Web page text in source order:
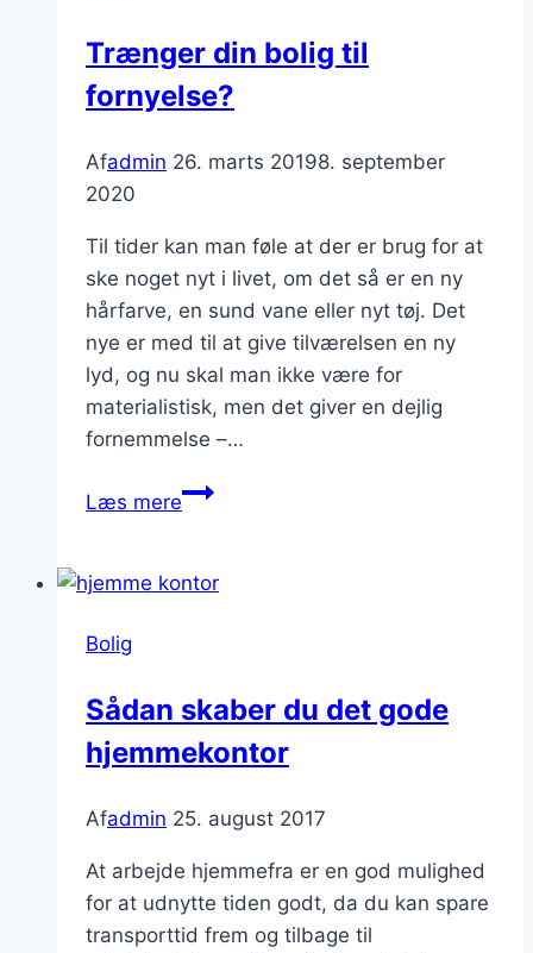
tag
Trænger din bolig til
fornyelse?
Afadmin 26. marts 20198. september
2020
Til tider kan man føle at der er brug for at
ske noget nyt i livet, om det så er en ny
hårfarve, en sund vane eller nyt tøj. Det
nye er med til at give tilværelsen en ny
lyd, og nu skal man ikke være for
materialistisk, men det giver en dejlig
fornemmelse –…
Læs mereTrænger
til
Bolig
Sådan skaber du det gode
hjemmekontor
Afadmin 25. august 2017
At arbejde hjemmefra er en god mulighed
for at udnytte tiden godt, da du kan spare
transporttid frem og tilbage til